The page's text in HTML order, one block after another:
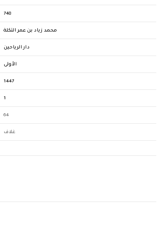
748
محمد زياد بن عمر التكلة
دار الرياحين
الأولى
1447
1
64
غلاف